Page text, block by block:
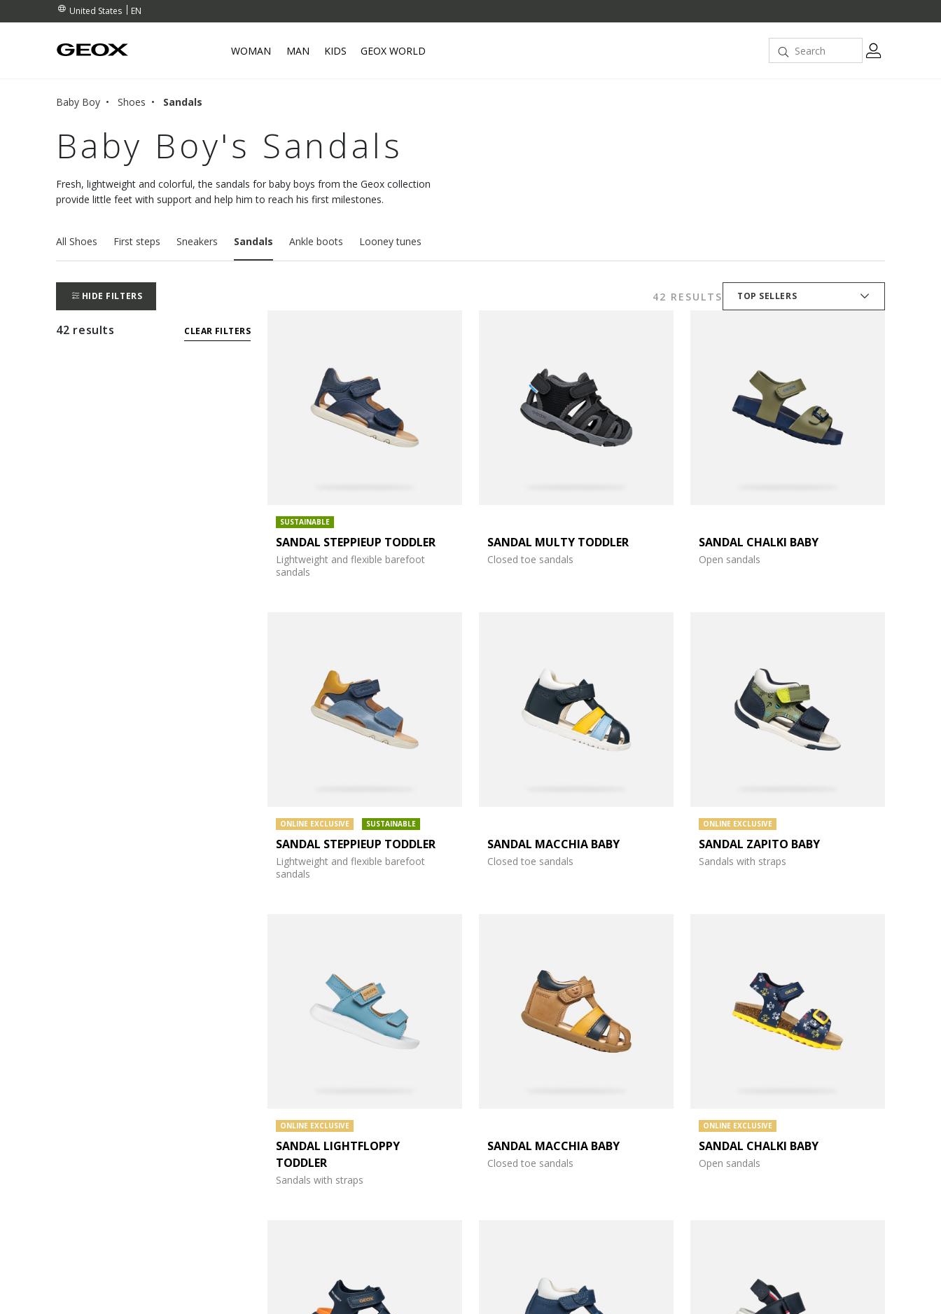
United States EN
WOMAN MAN KIDS GEOX WORLD
Baby Boy Shoes Sandals
Baby Boy's Sandals
Fresh, lightweight and colorful, the sandals for baby boys from the Geox collection
provide little feet with support and help him to reach his first milestones.
All Shoes First steps Sneakers Sandals Ankle boots Looney tunes
HIDE FILTERS 42 RESULTS TOP SELLERS
42 results CLEAR FILTERS
SUSTAINABLE
SANDAL STEPPIEUP TODDLER
Lightweight and flexible barefoot
sandals
SANDAL MULTY TODDLER
Closed toe sandals
SANDAL CHALKI BABY
Open sandals
ONLINE EXCLUSIVE SUSTAINABLE
SANDAL STEPPIEUP TODDLER
Lightweight and flexible barefoot
sandals
SANDAL MACCHIA BABY
Closed toe sandals
ONLINE EXCLUSIVE
SANDAL ZAPITO BABY
Sandals with straps
ONLINE EXCLUSIVE
SANDAL LIGHTFLOPPY
TODDLER
Sandals with straps
SANDAL MACCHIA BABY
Closed toe sandals
ONLINE EXCLUSIVE
SANDAL CHALKI BABY
Open sandals